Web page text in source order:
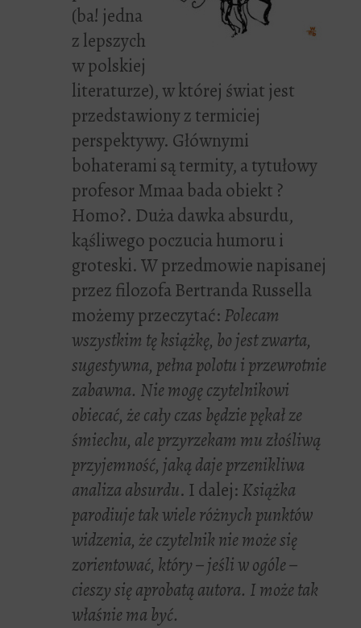
(ba! jedna
z lepszych
w polskiej
literaturze), w której świat jest
przedstawiony z termiciej
perspektywy. Głównymi
bohaterami są termity, a tytułowy
profesor Mmaa bada obiekt ?
Homo?. Duża dawka absurdu,
kąśliwego poczucia humoru i
groteski. W przedmowie napisanej
przez filozofa Bertranda Russella
możemy przeczytać:Polecam
wszystkim tę książkę, bo jest zwarta,
sugestywna, pełna polotu i przewrotnie
zabawna. Nie mogę czytelnikowi
obiecać, że cały czas będzie pękał ze
śmiechu, ale przyrzekam mu złośliwą
przyjemność, jaką daje przenikliwa
analiza absurdu. I dalej:Książka
parodiuje tak wiele różnych punktów
widzenia, że czytelnik nie może się
zorientować, który – jeśli w ogóle –
cieszy się aprobatą autora. I może tak
właśnie ma być.